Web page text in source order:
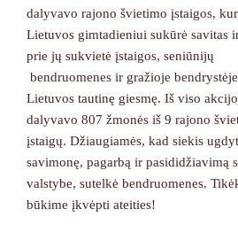
dalyvavo rajono švietimo įstaigos,
Lietuvos gimtadieniui sukūrė savitas
prie jų sukvietė įstaigos, seniūnijų
bendruomenes ir gražioje
Lietuvos tautinę giesmę. Iš viso
dalyvavo 807 žmonės iš 9 rajono
įstaigų. Džiaugiamės, kad siekis
savimonę, pagarbą ir pasididžiavimą
valstybe, sutelkė bendruomenes.
būkime įkvėpti ateities!